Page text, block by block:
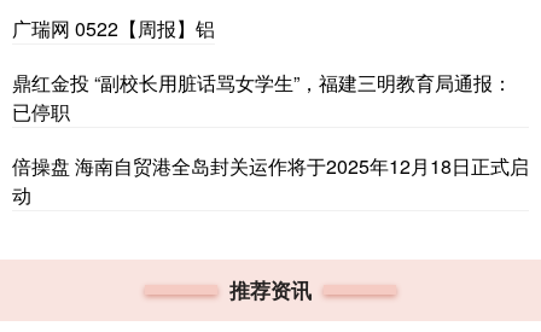
广瑞网 0522【周报】铝
鼎红金投 “副校长用脏话骂女学生”，福建三明教育局通报：
已停职
倍操盘 海南自贸港全岛封关运作将于2025年12月18日正式启
动
推荐资讯